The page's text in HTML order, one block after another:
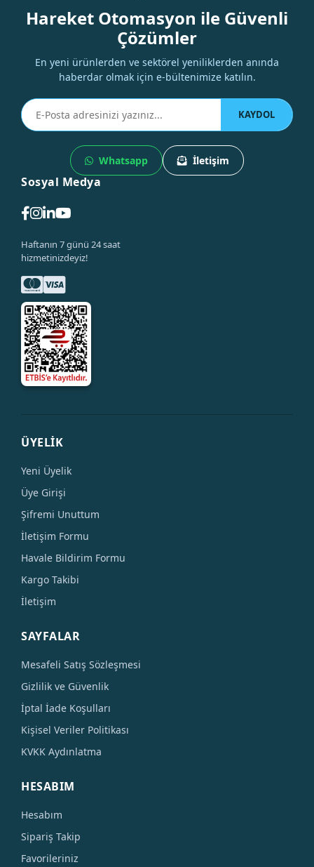
Hareket Otomasyon ile Güvenli
Çözümler
En yeni ürünlerden ve sektörel yeniliklerden anında
haberdar olmak için e-bültenimize katılın.
KAYDOL
Whatsapp İletişim
Sosyal Medya
Haftanın 7 günü 24 saat
hizmetinizdeyiz!
ÜYELİK
Yeni Üyelik
Üye Girişi
Şifremi Unuttum
İletişim Formu
Havale Bildirim Formu
Kargo Takibi
İletişim
SAYFALAR
Mesafeli Satış Sözleşmesi
Gizlilik ve Güvenlik
İptal İade Koşulları
Kişisel Veriler Politikası
KVKK Aydınlatma
HESABIM
Hesabım
Sipariş Takip
Favorileriniz